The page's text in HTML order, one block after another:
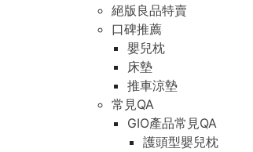
絕版良品特賣
口碑推薦
嬰兒枕
床墊
推車涼墊
常見QA
GIO產品常見QA
護頭型嬰兒枕